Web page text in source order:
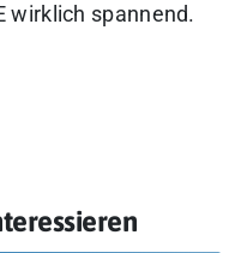
wirklich spannend.